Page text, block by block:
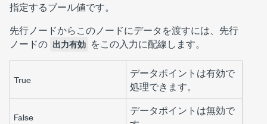
指定するブール値です。
先行ノードからこのノードにデータを渡すには、先行
ノードの 出力有効 をこの入力に配線します。
True
データポイントは有効で
処理できます。
False
データポイントは無効で